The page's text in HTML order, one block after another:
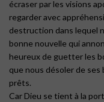
écraser par les visions
regarder avec
destruction dans lequel
bonne nouvelle qui
heureux de guetter les
que nous désoler de ses
prêts.
Car Dieu se tient à la